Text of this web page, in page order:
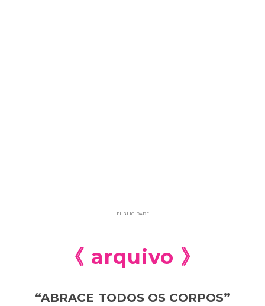
PUBLICIDADE
《 arquivo 》
“ABRACE TODOS OS CORPOS”